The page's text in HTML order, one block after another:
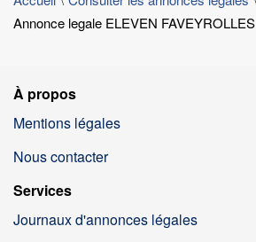
Annonce legale ELEVEN FAVEYROLLES
À propos
Mentions légales
Nous contacter
Services
Journaux d'annonces légales